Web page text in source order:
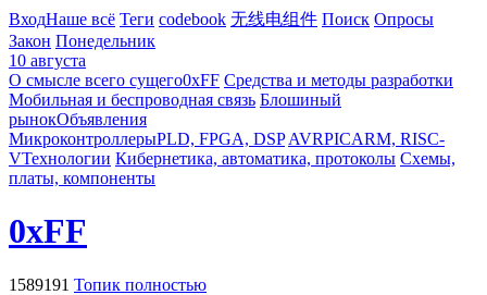
ВходНаше всё Теги codebook 无线电组件 Поиск Опросы
Закон Понедельник
10 августа
О смысле всего сущего0xFF Средства и методы разработки
Мобильная и беспроводная связь Блошиный
рынокОбъявления
МикроконтроллерыPLD, FPGA, DSP AVRPICARM, RISC-
VТехнологии Кибернетика, автоматика, протоколы Схемы,
платы, компоненты
0xFF
1589191 Топик полностью